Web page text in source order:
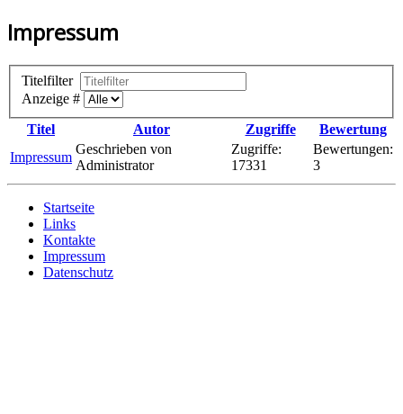
Impressum
Titelfilter
Anzeige #
Titel
Autor Zugriffe
Bewertung
Impressum
Geschrieben von
Administrator
Zugriffe:
17331
Bewertungen:
3
Startseite
Links
Kontakte
Impressum
Datenschutz